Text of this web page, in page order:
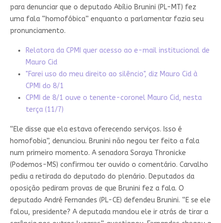
para denunciar que o deputado Abílio Brunini (PL-MT) fez
uma fala “homofóbica” enquanto a parlamentar fazia seu
pronunciamento.
Relatora da CPMI quer acesso ao e-mail institucional de
Mauro Cid
"Farei uso do meu direito ao silêncio", diz Mauro Cid à
CPMI do 8/1
CPMI de 8/1 ouve o tenente-coronel Mauro Cid, nesta
terça (11/7)
“Ele disse que ela estava oferecendo serviços. Isso é
homofobia”, denunciou. Brunini não negou ter feito a fala
num primeiro momento. A senadora Soraya Thronicke
(Podemos-MS) confirmou ter ouvido o comentário. Carvalho
pediu a retirada do deputado do plenário. Deputados da
oposição pediram provas de que Brunini fez a fala. O
deputado André Fernandes (PL-CE) defendeu Brunini. “E se ele
falou, presidente? A deputada mandou ele ir atrás de tirar a